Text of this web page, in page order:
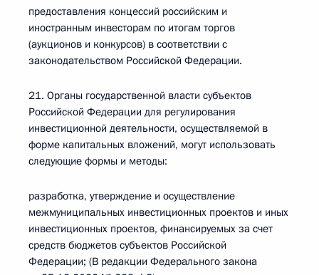
предоставления концессий российским и
иностранным инвесторам по итогам торгов
(аукционов и конкурсов) в соответствии с
законодательством Российской Федерации.
21. Органы государственной власти субъектов
Российской Федерации для регулирования
инвестиционной деятельности, осуществляемой в
форме капитальных вложений, могут использовать
следующие формы и методы:
разработка, утверждение и осуществление
межмуниципальных инвестиционных проектов и иных
инвестиционных проектов, финансируемых за счет
средств бюджетов субъектов Российской
Федерации; (В редакции Федерального закона